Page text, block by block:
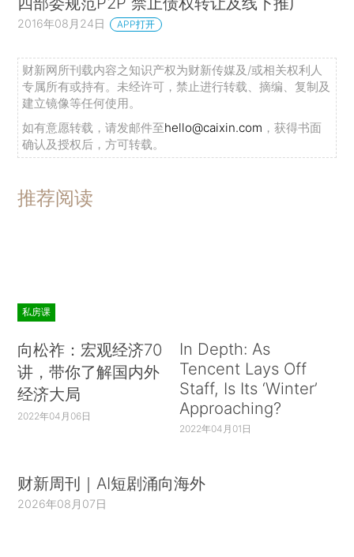
2016年08月24日 APP打开
财新网所刊载内容之知识产权为财新传媒及/或相关权利人
专属所有或持有。未经许可，禁止进行转载、摘编、复制及
建立镜像等任何使用。
如有意愿转载，请发邮件至hello@caixin.com ，获得书面
确认及授权后，方可转载。
推荐阅读
私房课
向松祚：宏观经济70
讲，带你了解国内外
经济大局
2022年04月06日
In Depth: As
Tencent Lays Off
Staff, Is Its ‘Winter’
Approaching?
2022年04月01日
财新周刊｜AI短剧涌向海外
2026年08月07日